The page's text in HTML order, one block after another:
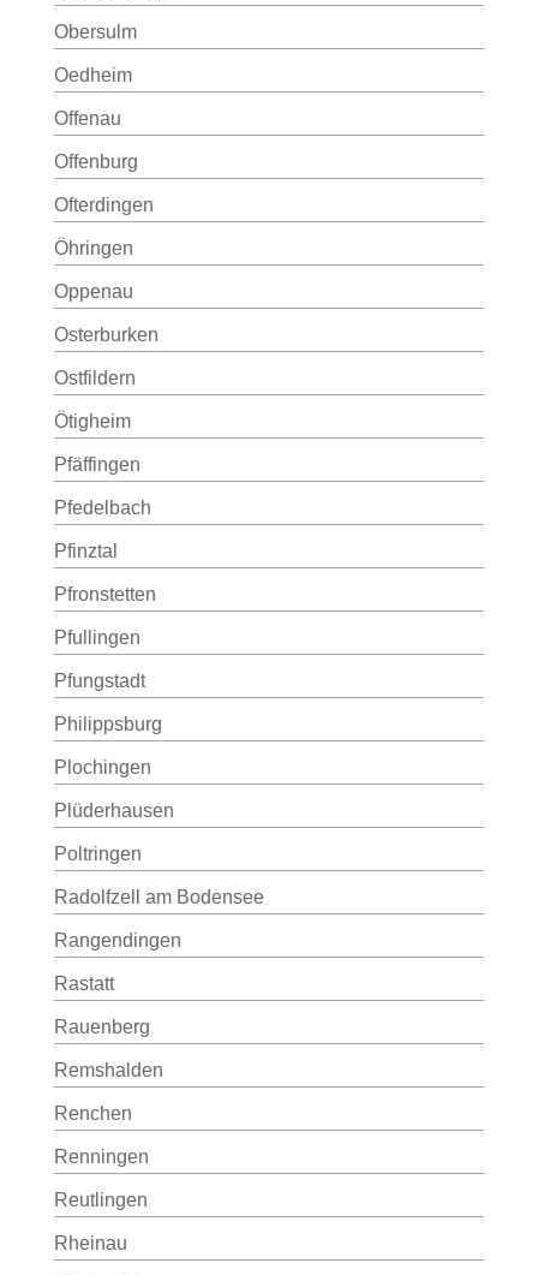
Obersulm
Oedheim
Offenau
Offenburg
Ofterdingen
Öhringen
Oppenau
Osterburken
Ostfildern
Ötigheim
Pfäffingen
Pfedelbach
Pfinztal
Pfronstetten
Pfullingen
Pfungstadt
Philippsburg
Plochingen
Plüderhausen
Poltringen
Radolfzell am Bodensee
Rangendingen
Rastatt
Rauenberg
Remshalden
Renchen
Renningen
Reutlingen
Rheinau